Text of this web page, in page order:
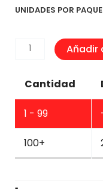
UNIDADES POR
SET
ACCESORIOS
PARA
CABELLO
cantidad
Añadir
Cantidad
1 - 99
100+